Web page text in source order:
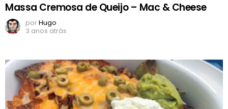
Massa Cremosa de Queijo – Mac & Cheese
porHugo
3 anos atrás